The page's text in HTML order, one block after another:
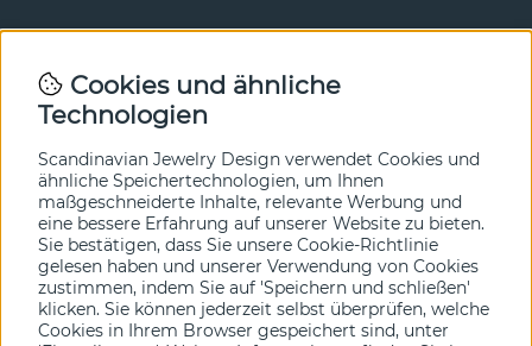
Newsletter
In unserem Newsletter erfahren Sie vor allen anderen
hier an.
Ja bitte!
Cookies und ähnliche
Technologien
Scandinavian Jewelry Design verwendet Cookies und
ähnliche Speichertechnologien, um Ihnen
maßgeschneiderte Inhalte, relevante Werbung und
eine bessere Erfahrung auf unserer Website zu bieten.
Sie bestätigen, dass Sie unsere Cookie-Richtlinie
gelesen haben und unserer Verwendung von Cookies
zustimmen, indem Sie auf 'Speichern und schließen'
klicken. Sie können jederzeit selbst überprüfen, welche
Cookies in Ihrem Browser gespeichert sind, unter